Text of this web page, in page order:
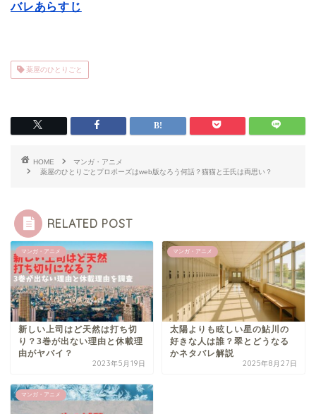
バレあらすじ
薬屋のひとりごと
HOME
マンガ・アニメ
薬屋のひとりごとプロポーズはweb版なろう何話？猫猫と壬氏は両思い？
RELATED POST
マンガ・アニメ
新しい上司はど天然は打ち切
り？3巻が出ない理由と休載理
由がヤバイ？
2023年5月19日
マンガ・アニメ
太陽よりも眩しい星の鮎川の
好きな人は誰？翠とどうなる
かネタバレ解説
2025年8月27日
マンガ・アニメ